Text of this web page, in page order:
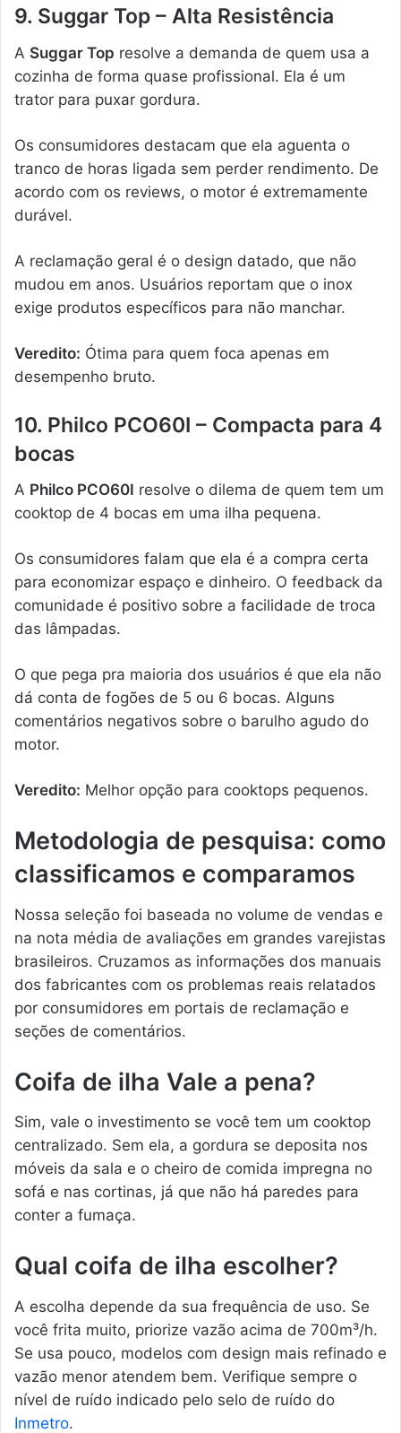
9. Suggar Top – Alta Resistência
A Suggar Top resolve a demanda de quem usa a
cozinha de forma quase profissional. Ela é um
trator para puxar gordura.
Os consumidores destacam que ela aguenta o
tranco de horas ligada sem perder rendimento. De
acordo com os reviews, o motor é extremamente
durável.
A reclamação geral é o design datado, que não
mudou em anos. Usuários reportam que o inox
exige produtos específicos para não manchar.
Veredito: Ótima para quem foca apenas em
desempenho bruto.
10. Philco PCO60I – Compacta para 4
bocas
A Philco PCO60I resolve o dilema de quem tem um
cooktop de 4 bocas em uma ilha pequena.
Os consumidores falam que ela é a compra certa
para economizar espaço e dinheiro. O feedback da
comunidade é positivo sobre a facilidade de troca
das lâmpadas.
O que pega pra maioria dos usuários é que ela não
dá conta de fogões de 5 ou 6 bocas. Alguns
comentários negativos sobre o barulho agudo do
motor.
Veredito: Melhor opção para cooktops pequenos.
Metodologia de pesquisa: como
classificamos e comparamos
Nossa seleção foi baseada no volume de vendas e
na nota média de avaliações em grandes varejistas
brasileiros. Cruzamos as informações dos manuais
dos fabricantes com os problemas reais relatados
por consumidores em portais de reclamação e
seções de comentários.
Coifa de ilha Vale a pena?
Sim, vale o investimento se você tem um cooktop
centralizado. Sem ela, a gordura se deposita nos
móveis da sala e o cheiro de comida impregna no
sofá e nas cortinas, já que não há paredes para
conter a fumaça.
Qual coifa de ilha escolher?
A escolha depende da sua frequência de uso. Se
você frita muito, priorize vazão acima de 700m³/h.
Se usa pouco, modelos com design mais refinado e
vazão menor atendem bem. Verifique sempre o
nível de ruído indicado pelo selo de ruído do
Inmetro.